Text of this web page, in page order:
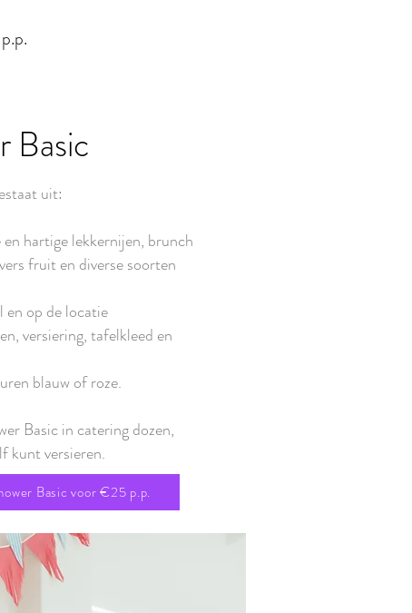
Basic
uit:
hartige lekkernijen, brunch
fruit en diverse soorten
op de locatie
versiering, tafelkleed en
blauw of roze.
Basic in catering dozen,
kunt versieren.
Basic voor €25 p.p.